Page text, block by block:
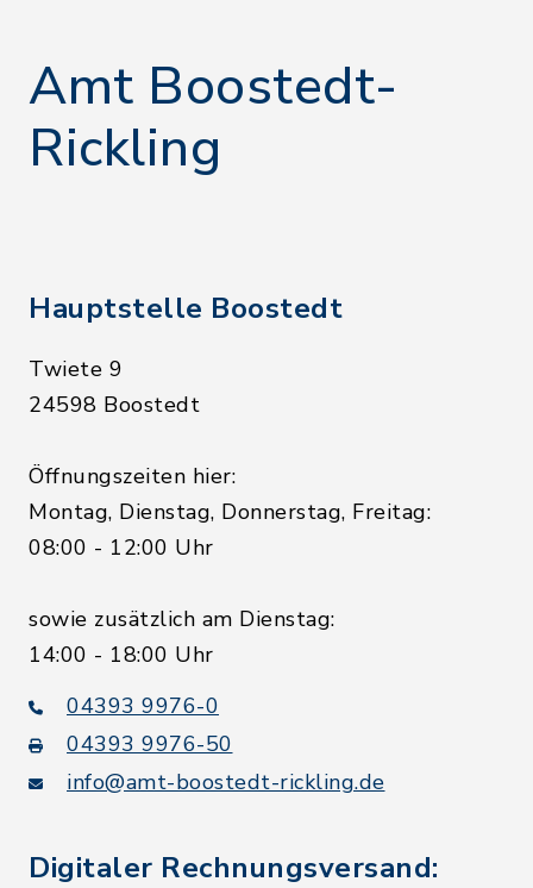
Amt Boostedt-
Rickling
Hauptstelle Boostedt
Twiete 9
24598 Boostedt
Öffnungszeiten hier:
Montag, Dienstag, Donnerstag, Freitag:
08:00 - 12:00 Uhr
sowie zusätzlich am Dienstag:
14:00 - 18:00 Uhr
04393 9976-0
04393 9976-50
info@amt-boostedt-rickling.de
Digitaler Rechnungsversand: